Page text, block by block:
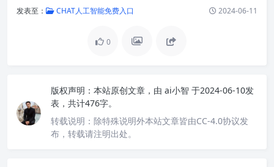
发表至： CHAT人工智能免费入口 2024-06-11
0
版权声明： 本站原创文章，由 ai小智 于2024-06-10发
表，共计476字。
转载说明： 除特殊说明外本站文章皆由CC-4.0协议发
布，转载请注明出处。